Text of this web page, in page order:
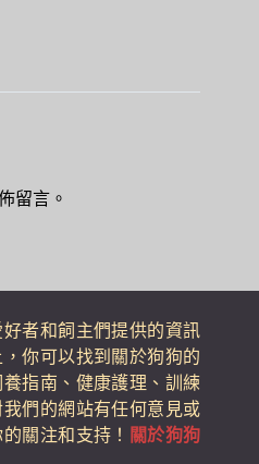
留言。
好者和飼主們提供的資訊
你可以找到關於狗狗的
指南、健康護理、訓練
們的網站有任何意見或
關注和支持！
關於狗狗